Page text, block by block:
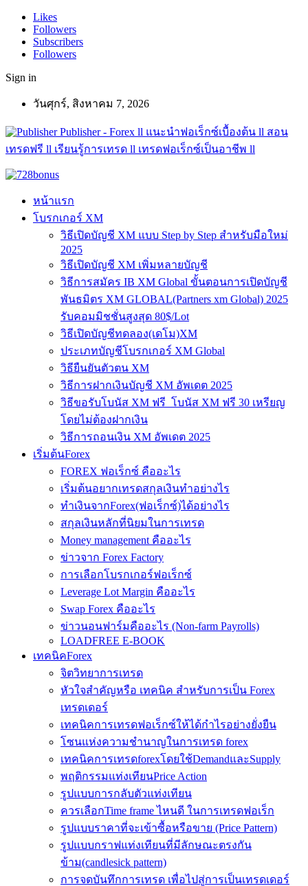
Likes
Followers
Subscribers
Followers
Sign in
วันศุกร์, สิงหาคม 7, 2026
Publisher - Forex ll แนะนำฟอเร็กซ์เบื้องต้น ll สอน
เทรดฟรี ll เรียนรู้การเทรด ll เทรดฟอเร็กซ์เป็นอาชีพ ll
หน้าแรก
โบรกเกอร์ XM
วิธีเปิดบัญชี XM แบบ Step by Step สำหรับมือใหม่
2025
วิธีเปิดบัญชี XM เพิ่มหลายบัญชี
วิธีการสมัคร IB XM Global ขั้นตอนการเปิดบัญชี
พันธมิตร XM GLOBAL(Partners xm Global) 2025
รับคอมมิชชั่นสูงสุด 80$/Lot
วิธีเปิดบัญชีทดลอง(เดโม)XM
ประเภทบัญชีโบรกเกอร์ XM Global
วิธียืนยันตัวตน XM
วิธีการฝากเงินบัญชี XM อัพเดต 2025
วิธีขอรับโบนัส XM ฟรี โบนัส XM ฟรี 30 เหรียญ
โดยไม่ต้องฝากเงิน
วิธีการถอนเงิน XM อัพเดต 2025
เริ่มต้นForex
FOREX ฟอเร็กซ์ คืออะไร
เริ่มต้นอยากเทรดสกุลเงินทำอย่างไร
ทำเงินจากForex(ฟอเร็กซ์)ได้อย่างไร
สกุลเงินหลักที่นิยมในการเทรด
Money management คืออะไร
ข่าวจาก Forex Factory
การเลือกโบรกเกอร์ฟอเร็กซ์
Leverage Lot Margin คืออะไร
Swap Forex คืออะไร
ข่าวนอนฟาร์มคืออะไร (Non-farm Payrolls)
LOADFREE E-BOOK
เทคนิคForex
จิตวิทยาการเทรด
หัวใจสำคัญหรือ เทคนิค สำหรับการเป็น Forex
เทรดเดอร์
เทคนิคการเทรดฟอเร็กซ์ให้ได้กำไรอย่างยั่งยืน
โซนแห่งความชำนาญในการเทรด forex
เทคนิคการเทรดforexโดยใช้DemandและSupply
พฤติกรรมแท่งเทียนPrice Action
รูปแบบการกลับตัวแท่งเทียน
ควรเลือกTime frame ไหนดี ในการเทรดฟอเร็ก
รูปแบบราคาที่จะเข้าซื้อหรือขาย (Price Pattern)
รูปแบบกราฟแท่งเทียนที่มีลักษณะตรงกัน
ข้าม(candlesick pattern)
การจดบันทึกการเทรด เพื่อไปสู่การเป็นเทรดเดอร์